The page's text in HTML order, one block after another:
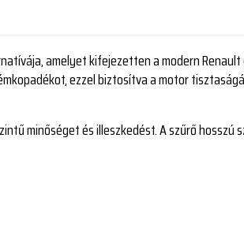
amelyet kifejezetten a modern
ezzel biztosítva a motor
minőséget és illeszkedést. A szűrő hosszú